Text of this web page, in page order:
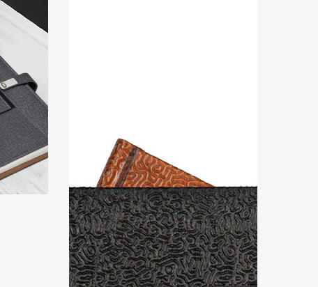
TAŞINABİLİR BELLEK